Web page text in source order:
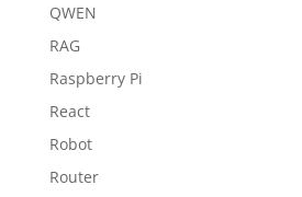
QWEN
RAG
Raspberry Pi
React
Robot
Router